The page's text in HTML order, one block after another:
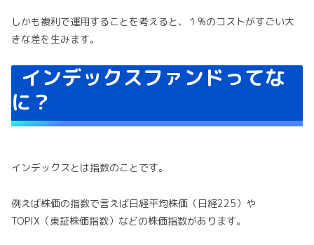
しかも複利で運用することを考えると、１%のコストがすごい大
きな差を生みます。
インデックスファンドってな
に？
インデックスとは指数のことです。
例えば株価の指数で言えば日経平均株価（日経225）や
TOPIX（東証株価指数）などの株価指数があります。